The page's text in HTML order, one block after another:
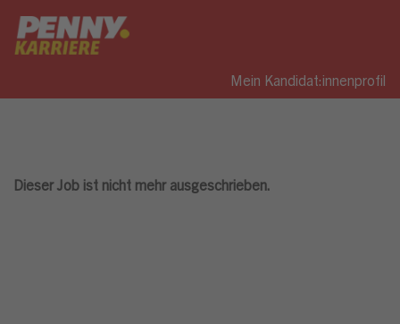
Mein Kandidat:innenprofil
Dieser Job ist nicht mehr ausgeschrieben.